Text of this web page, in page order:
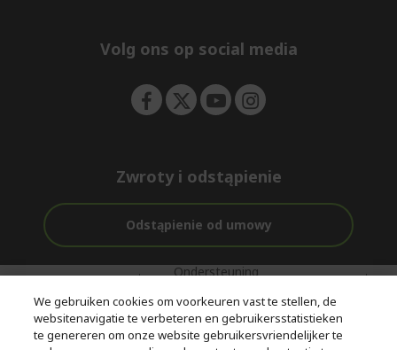
e
Volg ons op social media
Zwroty i odstąpienie
Odstąpienie od umowy
Gratis
bezorging
Ondersteuning
aankoop
Met 0%
Rente
© 2026 Acer Inc.
We gebruiken cookies om voorkeuren vast te stellen, de
websitenavigatie te verbeteren en gebruikersstatistieken
te genereren om onze website gebruikersvriendelijker te